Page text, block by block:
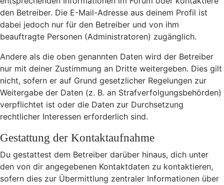
den Betreiber. Die E-Mail-Adresse aus deinem Profil ist
dabei jedoch nur für den Betreiber und von ihm
beauftragte Personen (Administratoren) zugänglich.
Andere als die oben genannten Daten wird der Betreiber
nur mit deiner Zustimmung an Dritte weitergeben. Dies gilt
nicht, sofern er auf Grund gesetzlicher Regelungen zur
Weitergabe der Daten (z. B. an Strafverfolgungsbehörden)
verpflichtet ist oder die Daten zur Durchsetzung
rechtlicher Interessen erforderlich sind.
Gestattung der Kontaktaufnahme
Du gestattest dem Betreiber darüber hinaus, dich unter
den von dir angegebenen Kontaktdaten zu kontaktieren,
sofern dies zur Übermittlung zentraler Informationen über